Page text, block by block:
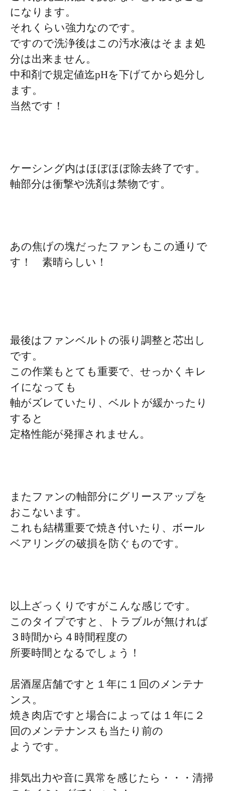
になります。
それくらい強力なのです。
ですので洗浄後はこの汚水液はそまま処
分は出来ません。
中和剤で規定値迄pHを下げてから処分し
ます。
当然です！
ケーシング内はほぼほぼ除去終了です。
軸部分は衝撃や洗剤は禁物です。
あの焦げの塊だったファンもこの通りで
す！ 素晴らしい！
最後はファンベルトの張り調整と芯出し
です。
この作業もとても重要で、せっかくキレ
イになっても
軸がズレていたり、ベルトが緩かったり
すると
定格性能が発揮されません。
またファンの軸部分にグリースアップを
おこないます。
これも結構重要で焼き付いたり、ボール
ベアリングの破損を防ぐものです。
以上ざっくりですがこんな感じです。
このタイプですと、トラブルが無ければ
３時間から４時間程度の
所要時間となるでしょう！
居酒屋店舗ですと１年に１回のメンテナ
ンス。
焼き肉店ですと場合によっては１年に２
回のメンテナンスも当たり前の
ようです。
排気出力や音に異常を感じたら・・・清掃